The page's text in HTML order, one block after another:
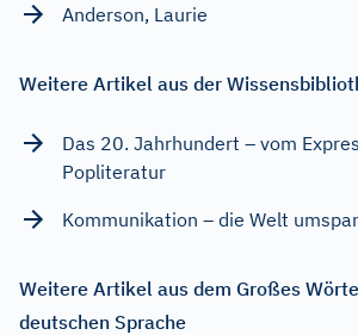
Anderson, Laurie
Weitere Artikel aus der
Das 20. Jahrhundert – vom
Popliteratur
Kommunikation – die Welt
Weitere Artikel aus dem Großes
deutschen Sprache